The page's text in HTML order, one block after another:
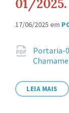
01/2025.
17/06/2025 em
Anexos
Portaria-
LEIA MAIS